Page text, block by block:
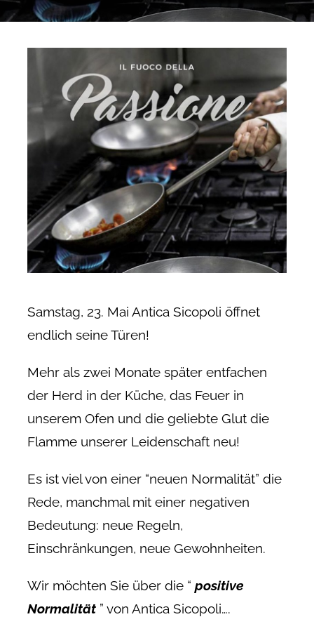
Samstag, 23. Mai Antica Sicopoli öffnet
endlich seine Türen!
Mehr als zwei Monate später entfachen
der Herd in der Küche, das Feuer in
unserem Ofen und die geliebte Glut die
Flamme unserer Leidenschaft neu!
Es ist viel von einer “neuen Normalität” die
Rede, manchmal mit einer negativen
Bedeutung: neue Regeln,
Einschränkungen, neue Gewohnheiten.
Wir möchten Sie über die “ positive
Normalität ” von Antica Sicopoli….